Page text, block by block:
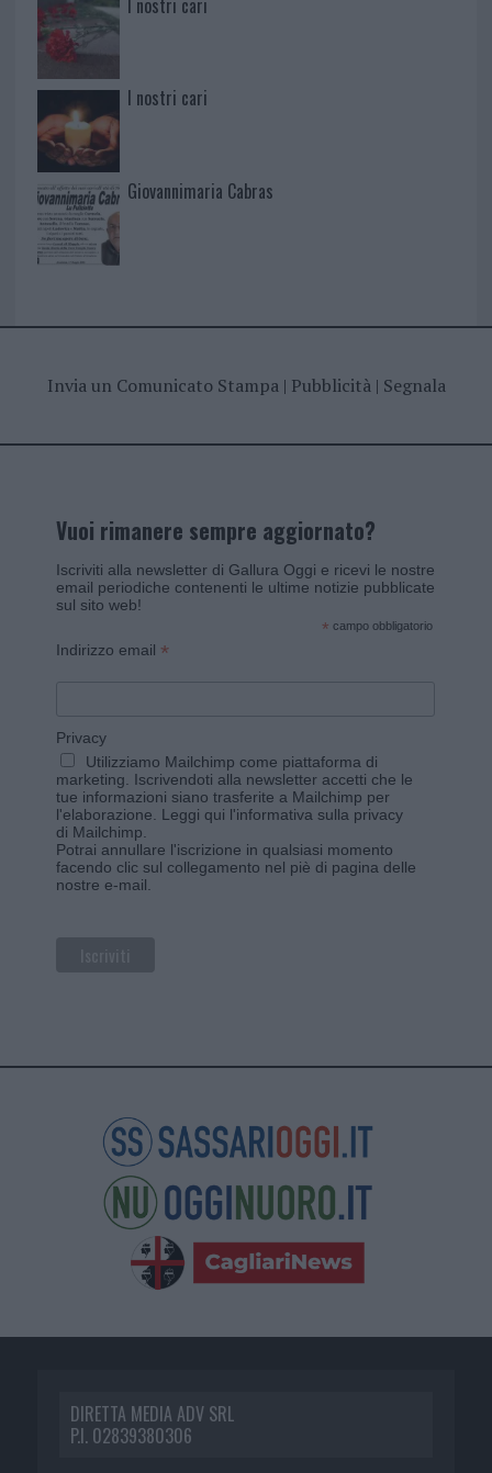
I nostri cari
Giovannimaria Cabras
Invia un Comunicato Stampa| Pubblicità| Segnala
Vuoi rimanere sempre aggiornato?
Iscriviti alla newsletter di Gallura Oggi e ricevi le nostre
email periodiche contenenti le ultime notizie pubblicate
sul sito web!
* campo obbligatorio
Indirizzo email *
Privacy
Utilizziamo Mailchimp come piattaforma di
marketing. Iscrivendoti alla newsletter accetti che le
tue informazioni siano trasferite a Mailchimp per
l'elaborazione. Leggi qui l'informativa sulla privacy
di Mailchimp
Potrai annullare l'iscrizione in qualsiasi momento
facendo clic sul collegamento nel piè di pagina delle
nostre e-mail.
DIRETTA MEDIA ADV SRL
P.I. 02839380306